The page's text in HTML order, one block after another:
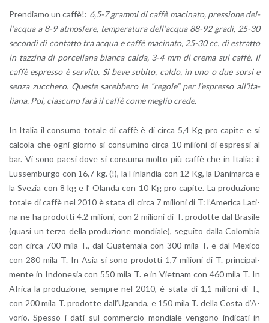
Pren­dia­mo un caffè!: 6,5-7 gram­mi di caffè ma­ci­na­to, pres­sio­ne del­
l’ac­qua a 8-9 at­mo­sfe­re, tem­pe­ra­tu­ra del­l’ac­qua 88-92 gradi, 25-30
se­con­di di con­tat­to tra acqua e caffè ma­ci­na­to, 25-30 cc. di estrat­to
in taz­zi­na di por­cel­la­na bian­ca calda, 3-4 mm di crema sul caffè. Il
caffè espres­so è ser­vi­to. Si beve su­bi­to, caldo, in uno o due sorsi e
senza zuc­che­ro. Que­ste sa­reb­be­ro le “re­go­le” per l’e­spres­so al­l’i­ta­
lia­na. Poi, cia­scu­no farà il caffè come me­glio crede.
In Ita­lia il con­su­mo to­ta­le di caffè è di circa 5,4 Kg pro ca­pi­te e si
cal­co­la che ogni gior­no si con­su­mi­no circa 10 mi­lio­ni di espres­si al
bar. Vi sono paesi dove si con­su­ma molto più caffè che in Ita­lia: il
Lus­sem­bur­go con 16,7 kg. (!), la Fin­lan­dia con 12 Kg, la Da­ni­mar­ca e
la Sve­zia con 8 kg e l’ Olan­da con 10 Kg pro ca­pi­te. La pro­du­zio­ne
to­ta­le di caffè nel 2010 è stata di circa 7 mi­lio­ni di T: l’A­me­ri­ca La­ti­
na ne ha pro­dot­ti 4.2 mi­lio­ni, con 2 mi­lio­ni di T. pro­dot­te dal Bra­si­le
(quasi un terzo della pro­du­zio­ne mon­dia­le), se­gui­to dalla Co­lom­bia
con circa 700 mila T., dal Gua­te­ma­la con 300 mila T. e dal Me­xi­co
con 280 mila T. In Asia si sono pro­dot­ti 1,7 mi­lio­ni di T. prin­ci­pal­
men­te in In­do­ne­sia con 550 mila T. e in Viet­nam con 460 mila T. In
Afri­ca la pro­du­zio­ne, sem­pre nel 2010, è stata di 1,1 mi­lio­ni di T.,
con 200 mila T. pro­dot­te dal­l’U­gan­da, e 150 mila T. della Costa d’A­
vo­rio. Spes­so i dati sul com­mer­cio mon­dia­le ven­go­no in­di­ca­ti in